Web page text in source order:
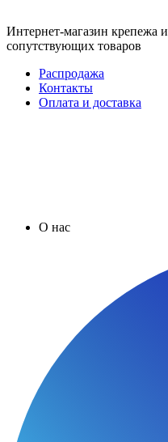
Интернет-магазин крепежа и
сопутствующих товаров
Распродажа
Контакты
Оплата и доставка
О нас